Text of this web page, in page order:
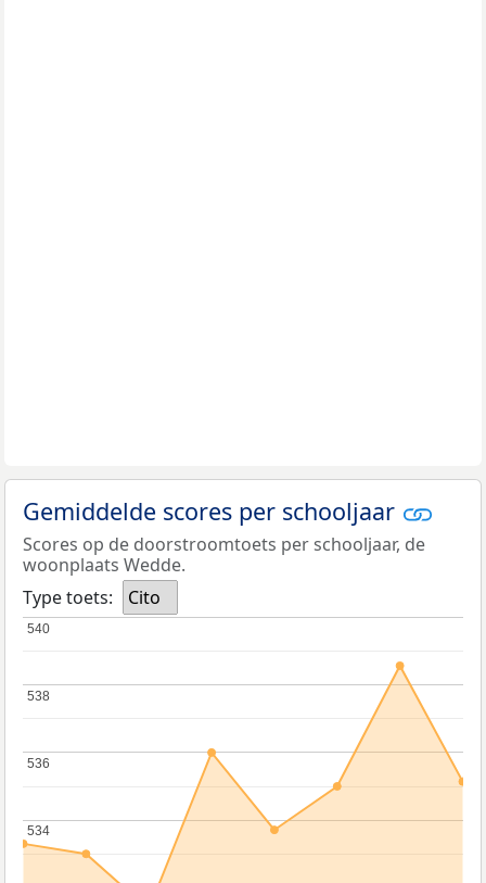
Gemiddelde scores per schooljaar
Scores op de doorstroomtoets per schooljaar, de
woonplaats Wedde.
Type toets:
Cito
534
534
536
536
538
538
540
540